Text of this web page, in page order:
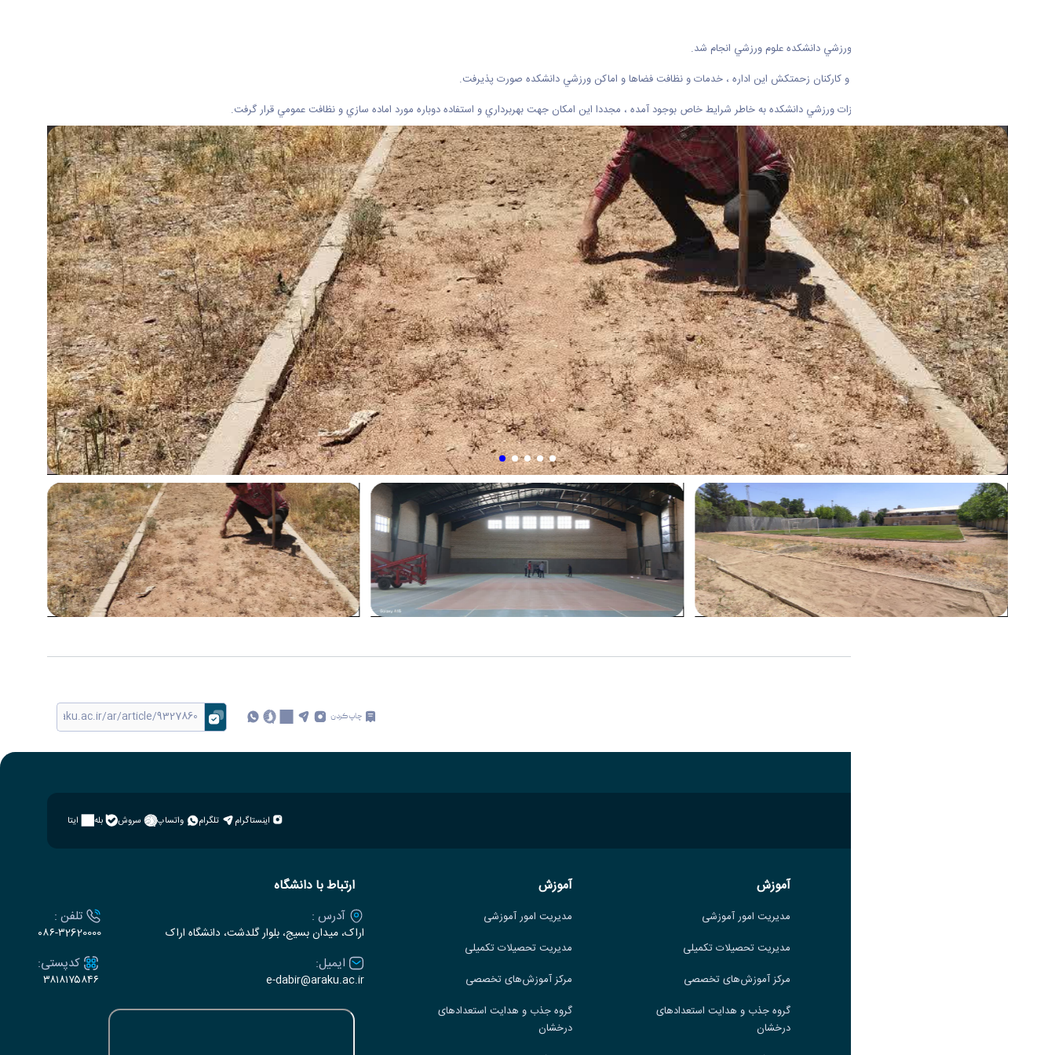
آماده سازي و خدمات عمومي فضاهاي ورزشي دانشكده علوم ورزشي انجام شد.
به همت اداره خدمات عمومي دانشكده و كاركنان زحمتكش اين اداره ، خدمات و نظافت فضاها و اماكن ورزشي دانشكده صورت پذيرفت.
بعد از يك دوره تعطيلات اماكن و تجهيزات ورزشي دانشكده به خاطر شرايط خاص بوجود آمده ، مجددا اين امكان جهت بهربرداري و استفاده دوباره مورد اماده سازي و نظافت عمومي قرار گرفت.
چاپ کردن
اینستاگرام تلگرام واتساپ سروش بله ایتا
آموزش
مدیریت امور آموزشی
مدیریت تحصیلات تکمیلی
مرکز آموزش‌های تخصصی
گروه جذب و هدایت استعدادهای
درخشان
آموزش
مدیریت امور آموزشی
مدیریت تحصیلات تکمیلی
مرکز آموزش‌های تخصصی
گروه جذب و هدایت استعدادهای
درخشان
ارتباط با دانشگاه
آدرس :
اراک، میدان بسیج، بلوار گلدشت، دانشگاه اراک
تلفن :
۰۸۶-۳2620000
ایمیل:
e-dabir@araku.ac.ir
کدپستی:
۳۸۱۸۱۷۵۸۴۶